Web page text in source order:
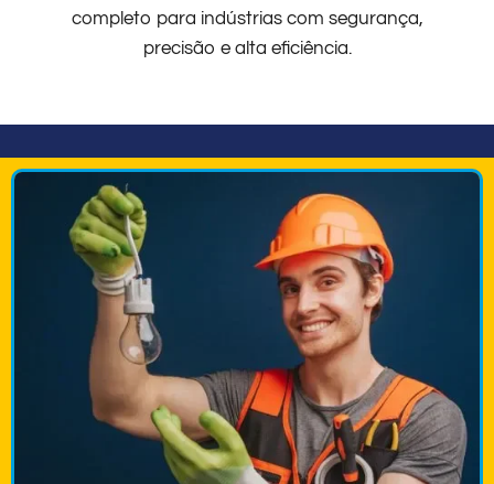
completo para indústrias com segurança,
precisão e alta eficiência.